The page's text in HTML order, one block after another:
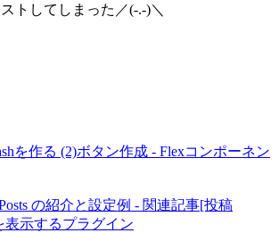
トしてしまった／(-.-)＼
を作る (2)ボタン作成 - Flexコンポーネン
Posts の紹介と設定例 - 関連記事[投稿
表示するプラグイン